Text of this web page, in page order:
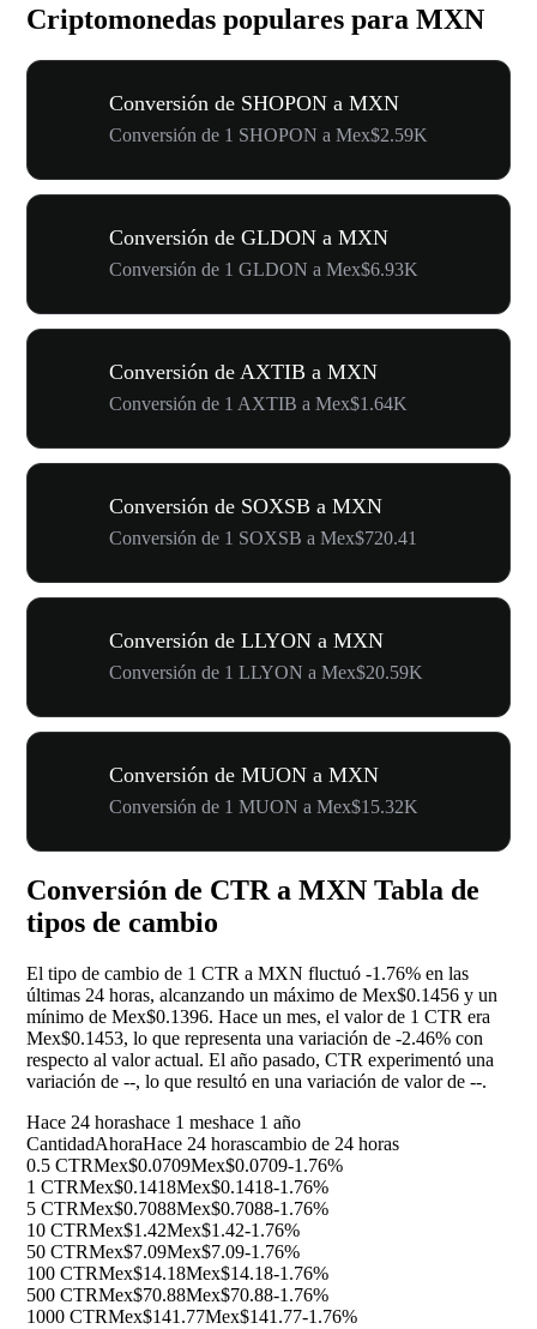
Criptomonedas populares para MXN
Conversión de SHOPON a MXN
Conversión de 1 SHOPON a Mex$2.59K
Conversión de GLDON a MXN
Conversión de 1 GLDON a Mex$6.93K
Conversión de AXTIB a MXN
Conversión de 1 AXTIB a Mex$1.64K
Conversión de SOXSB a MXN
Conversión de 1 SOXSB a Mex$720.41
Conversión de LLYON a MXN
Conversión de 1 LLYON a Mex$20.59K
Conversión de MUON a MXN
Conversión de 1 MUON a Mex$15.32K
Conversión de CTR a MXN Tabla de
tipos de cambio
El tipo de cambio de 1 CTR a MXN fluctuó -1.76% en las
últimas 24 horas, alcanzando un máximo de Mex$0.1456 y un
mínimo de Mex$0.1396. Hace un mes, el valor de 1 CTR era
Mex$0.1453, lo que representa una variación de -2.46% con
respecto al valor actual. El año pasado, CTR experimentó una
variación de --, lo que resultó en una variación de valor de --.
Hace 24 horashace 1 meshace 1 año
CantidadAhoraHace 24 horascambio de 24 horas
0.5 CTRMex$0.0709Mex$0.0709-1.76%
1 CTRMex$0.1418Mex$0.1418-1.76%
5 CTRMex$0.7088Mex$0.7088-1.76%
10 CTRMex$1.42Mex$1.42-1.76%
50 CTRMex$7.09Mex$7.09-1.76%
100 CTRMex$14.18Mex$14.18-1.76%
500 CTRMex$70.88Mex$70.88-1.76%
1000 CTRMex$141.77Mex$141.77-1.76%